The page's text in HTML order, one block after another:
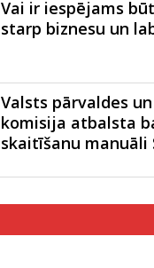
Vai ir iespējams
starp biznesu un
Valsts pārvaldes
komisija atbalsta
skaitīšanu manuāli